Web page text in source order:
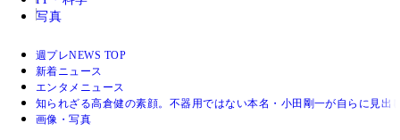
写真
週プレNEWS TOP
新着ニュース
エンタメニュース
知られざる高倉健の素顔。不器用ではない本名・小田剛一が自らに見出
画像・写真